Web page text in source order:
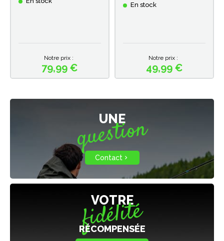
Prix
Notre prix :
79,99 €
En stock
Prix
Notre prix :
49,99 €
UNE
question
Contact 
VOTRE
fidélité
RÉCOMPENSÉE